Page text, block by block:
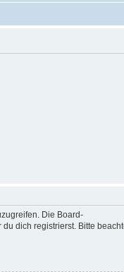
Die Board-
dich registrierst. Bitte